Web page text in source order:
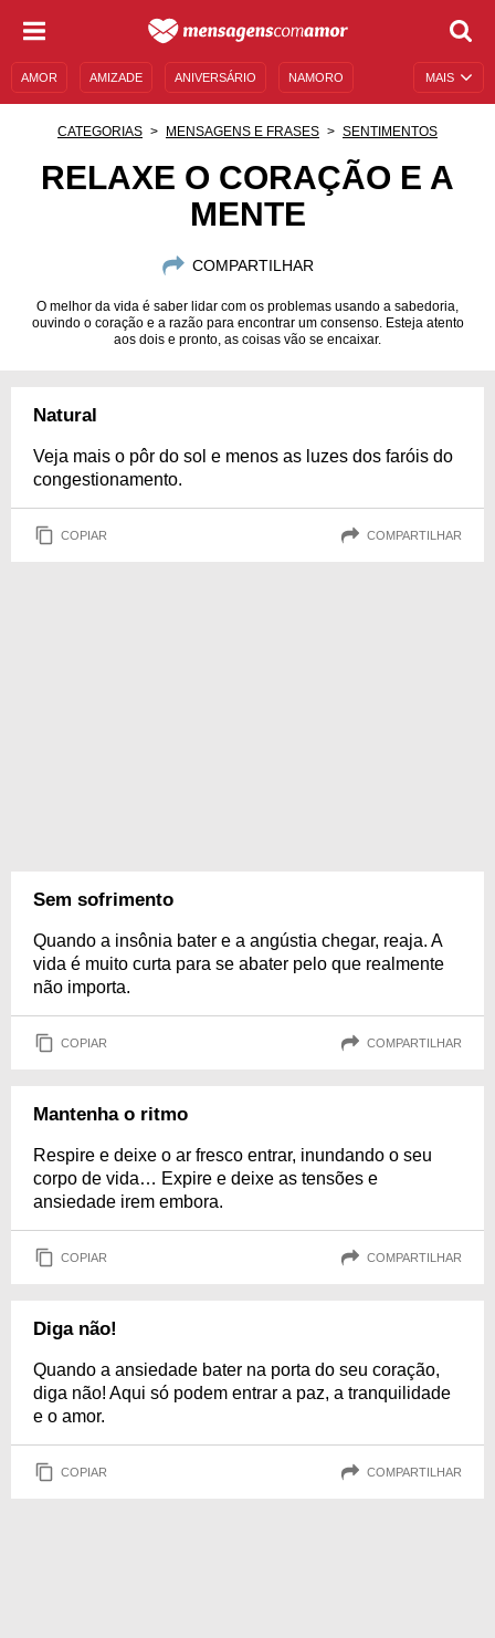
MAIS
AMOR AMIZADE ANIVERSÁRIO NAMORO
DESCULPAS
MENSAGENS DE ANIVERSÁRIO
CATEGORIAS MENSAGENS E FRASES SENTIMENTOS
RELAXE O CORAÇÃO E A
MENTE
COMPARTILHAR
O melhor da vida é saber lidar com os problemas usando a sabedoria,
ouvindo o coração e a razão para encontrar um consenso. Esteja atento
aos dois e pronto, as coisas vão se encaixar.
Natural
Veja mais o pôr do sol e menos as luzes dos faróis do
congestionamento.
COPIAR COMPARTILHAR
Sem sofrimento
Quando a insônia bater e a angústia chegar, reaja. A
vida é muito curta para se abater pelo que realmente
não importa.
COPIAR COMPARTILHAR
Mantenha o ritmo
Respire e deixe o ar fresco entrar, inundando o seu
corpo de vida… Expire e deixe as tensões e
ansiedade irem embora.
COPIAR COMPARTILHAR
Diga não!
Quando a ansiedade bater na porta do seu coração,
diga não! Aqui só podem entrar a paz, a tranquilidade
e o amor.
COPIAR COMPARTILHAR